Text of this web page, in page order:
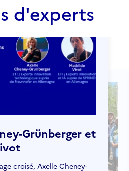
d'experts
Grünberger et
croisé, Axelle Cheney-